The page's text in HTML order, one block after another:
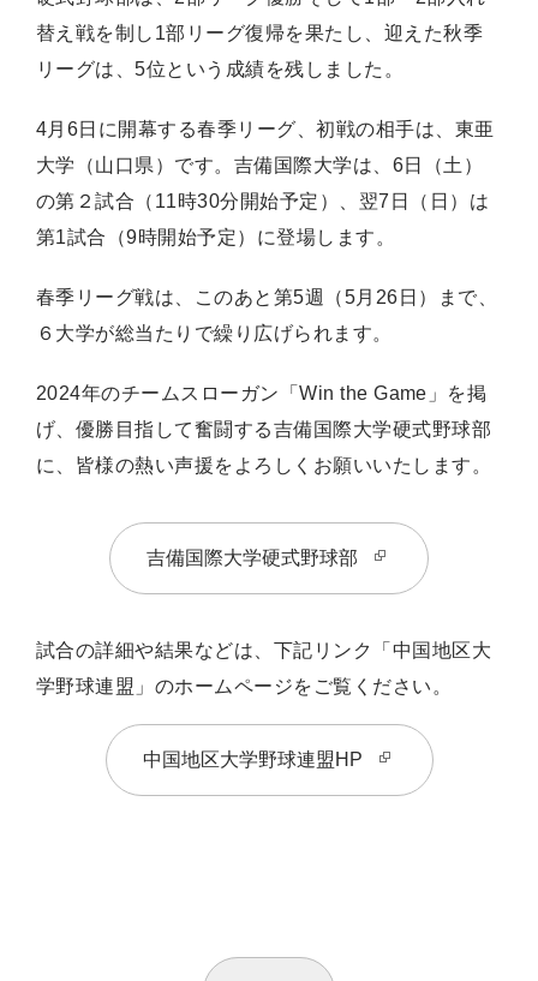
替え戦を制し1部リーグ復帰を果たし、迎えた秋季
リーグは、5位という成績を残しました。
4月6日に開幕する春季リーグ、初戦の相手は、東亜
大学（山口県）です。吉備国際大学は、6日（土）
の第２試合（11時30分開始予定）、翌7日（日）は
第1試合（9時開始予定）に登場します。
春季リーグ戦は、このあと第5週（5月26日）まで、
６大学が総当たりで繰り広げられます。
2024年のチームスローガン「Win the Game」を掲
げ、優勝目指して奮闘する吉備国際大学硬式野球部
に、皆様の熱い声援をよろしくお願いいたします。
吉備国際大学硬式野球部
試合の詳細や結果などは、下記リンク「中国地区大
学野球連盟」のホームページをご覧ください。
中国地区大学野球連盟HP